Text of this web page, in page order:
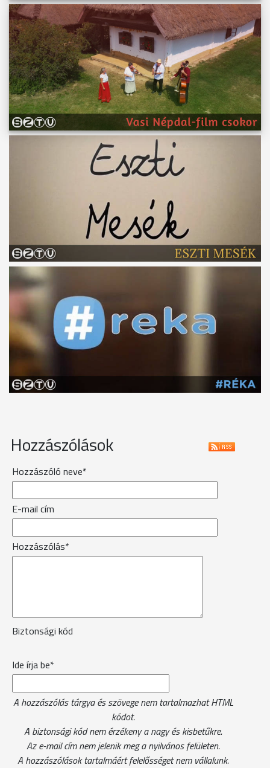
Hozzászólások
Hozzászóló neve*
E-mail cím
Hozzászólás*
Biztonsági kód
Ide írja be*
A hozzászólás tárgya és szövege nem tartalmazhat HTML
kódot.
A biztonsági kód nem érzékeny a nagy és kisbetűkre.
Az e-mail cím nem jelenik meg a nyilvános felületen.
A hozzászólások tartalmáért felelősséget nem vállalunk.